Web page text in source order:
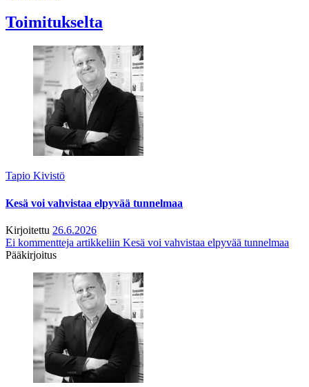
Toimitukselta
Tapio Kivistö
Kesä voi vahvistaa elpyvää tunnelmaa
Kirjoitettu 26.6.2026
Ei kommentteja artikkeliin Kesä voi vahvistaa elpyvää tunnelmaa
Pääkirjoitus